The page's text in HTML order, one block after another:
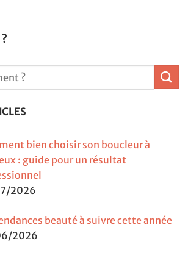
bien choisir son boucleur à
: guide pour un résultat
2026
beauté à suivre cette année
2026